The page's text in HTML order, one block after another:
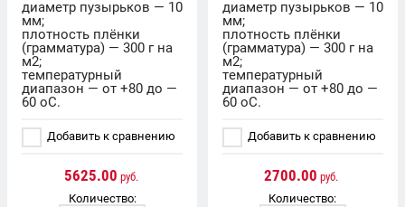
диаметр пузырьков — 10
мм;
плотность плёнки
(грамматура) — 300 г на
м2;
температурный
диапазон — от +80 до —
60 oC.
Добавить к сравнению
5625.00 руб.
Количество:
диаметр пузырьков — 10
мм;
плотность плёнки
(грамматура) — 300 г на
м2;
температурный
диапазон — от +80 до —
60 oC.
Добавить к сравнению
2700.00 руб.
Количество: